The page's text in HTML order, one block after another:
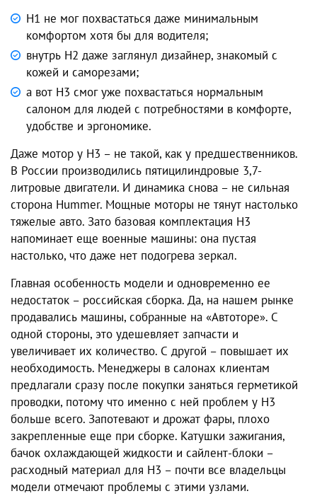
H1 не мог похвастаться даже минимальным
комфортом хотя бы для водителя;
внутрь H2 даже заглянул дизайнер, знакомый с
кожей и саморезами;
а вот H3 смог уже похвастаться нормальным
салоном для людей с потребностями в комфорте,
удобстве и эргономике.
Даже мотор у H3 – не такой, как у предшественников.
В России производились пятицилиндровые 3,7-
литровые двигатели. И динамика снова – не сильная
сторона Hummer. Мощные моторы не тянут настолько
тяжелые авто. Зато базовая комплектация H3
напоминает еще военные машины: она пустая
настолько, что даже нет подогрева зеркал.
Главная особенность модели и одновременно ее
недостаток – российская сборка. Да, на нашем рынке
продавались машины, собранные на «Автоторе». С
одной стороны, это удешевляет запчасти и
увеличивает их количество. С другой – повышает их
необходимость. Менеджеры в салонах клиентам
предлагали сразу после покупки заняться герметикой
проводки, потому что именно с ней проблем у H3
больше всего. Запотевают и дрожат фары, плохо
закрепленные еще при сборке. Катушки зажигания,
бачок охлаждающей жидкости и сайлент-блоки –
расходный материал для H3 – почти все владельцы
модели отмечают проблемы с этими узлами.